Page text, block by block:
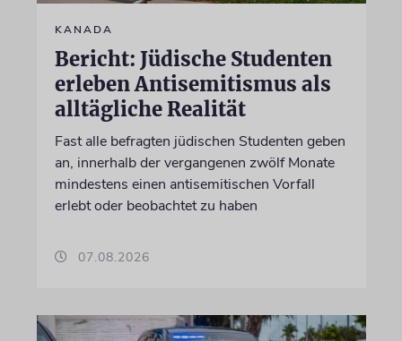
KANADA
Bericht: Jüdische Studenten
erleben Antisemitismus als
alltägliche Realität
Fast alle befragten jüdischen Studenten geben
an, innerhalb der vergangenen zwölf Monate
mindestens einen antisemitischen Vorfall
erlebt oder beobachtet zu haben
07.08.2026